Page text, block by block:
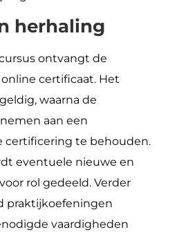
herhaling
ontvangt de
certificaat. Het
waarna de
aan een
certificering te behouden.
eventuele nieuwe en
rol gedeeld. Verder
praktijkoefeningen
vaardigheden